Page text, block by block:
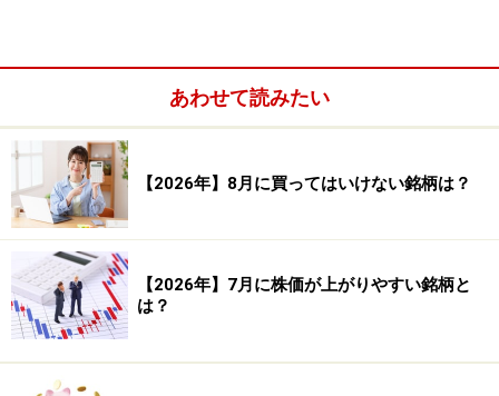
■1位：倉庫（1銘柄）
あわせて読みたい
【2026年】8月に買ってはいけない銘柄は？
【2026年】7月に株価が上がりやすい銘柄と
は？